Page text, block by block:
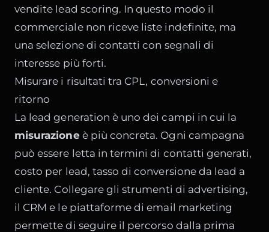
vendite lead scoring. In questo modo il
commerciale non riceve liste indefinite, ma
una selezione di contatti con segnali di
interesse più forti.
Misurare i risultati tra CPL, conversioni e
ritorno
La lead generation è uno dei campi in cui la
misurazioneè più concreta. Ogni campagna
può essere letta in termini di contatti generati,
costo per lead, tasso di conversione da lead a
cliente. Collegare gli strumenti di advertising,
il CRM e le piattaforme di email marketing
permette di seguire il percorso dalla prima